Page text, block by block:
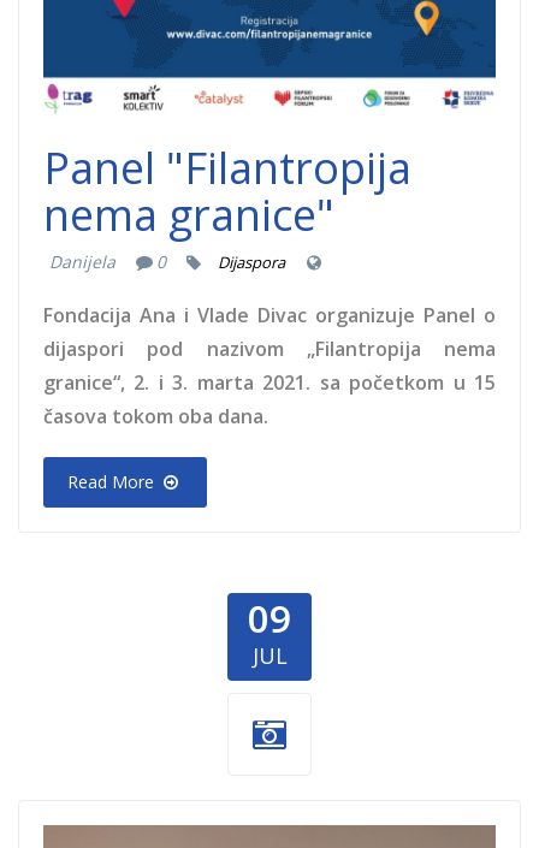
Panel "Filantropija
nema granice"
Danijela 0 Dijaspora
Fondacija Ana i Vlade Divac organizuje Panel o
dijaspori pod nazivom „Filantropija nema
granice“, 2. i 3. marta 2021. sa početkom u 15
časova tokom oba dana.
Read More
09
JUL